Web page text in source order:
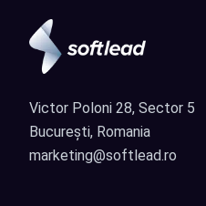
Victor Poloni 28, Sector 5
București, Romania
marketing@softlead.ro